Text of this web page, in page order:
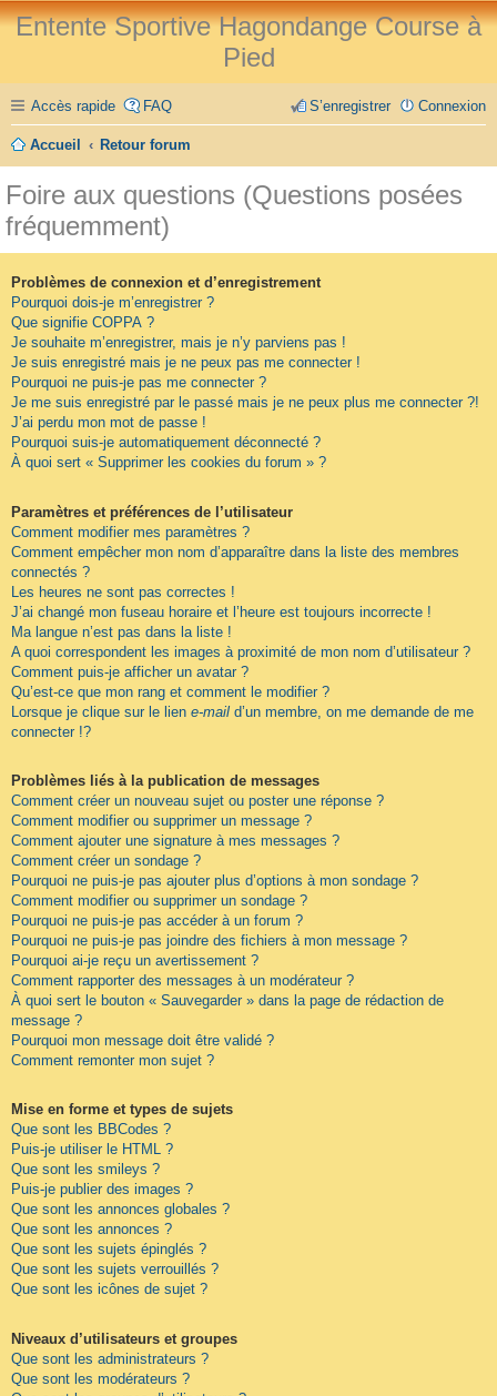
Entente Sportive Hagondange Course à
Pied
Accès rapide FAQ Connexion
S’enregistrer
Accueil Retour forum
Foire aux questions (Questions posées
fréquemment)
Problèmes de connexion et d’enregistrement
Pourquoi dois-je m’enregistrer ?
Que signifie COPPA ?
Je souhaite m’enregistrer, mais je n’y parviens pas !
Je suis enregistré mais je ne peux pas me connecter !
Pourquoi ne puis-je pas me connecter ?
Je me suis enregistré par le passé mais je ne peux plus me connecter ?!
J’ai perdu mon mot de passe !
Pourquoi suis-je automatiquement déconnecté ?
À quoi sert « Supprimer les cookies du forum » ?
Paramètres et préférences de l’utilisateur
Comment modifier mes paramètres ?
Comment empêcher mon nom d’apparaître dans la liste des membres
connectés ?
Les heures ne sont pas correctes !
J’ai changé mon fuseau horaire et l’heure est toujours incorrecte !
Ma langue n’est pas dans la liste !
A quoi correspondent les images à proximité de mon nom d’utilisateur ?
Comment puis-je afficher un avatar ?
Qu’est-ce que mon rang et comment le modifier ?
Lorsque je clique sur le lien e-mail d’un membre, on me demande de me
connecter !?
Problèmes liés à la publication de messages
Comment créer un nouveau sujet ou poster une réponse ?
Comment modifier ou supprimer un message ?
Comment ajouter une signature à mes messages ?
Comment créer un sondage ?
Pourquoi ne puis-je pas ajouter plus d’options à mon sondage ?
Comment modifier ou supprimer un sondage ?
Pourquoi ne puis-je pas accéder à un forum ?
Pourquoi ne puis-je pas joindre des fichiers à mon message ?
Pourquoi ai-je reçu un avertissement ?
Comment rapporter des messages à un modérateur ?
À quoi sert le bouton « Sauvegarder » dans la page de rédaction de
message ?
Pourquoi mon message doit être validé ?
Comment remonter mon sujet ?
Mise en forme et types de sujets
Que sont les BBCodes ?
Puis-je utiliser le HTML ?
Que sont les smileys ?
Puis-je publier des images ?
Que sont les annonces globales ?
Que sont les annonces ?
Que sont les sujets épinglés ?
Que sont les sujets verrouillés ?
Que sont les icônes de sujet ?
Niveaux d’utilisateurs et groupes
Que sont les administrateurs ?
Que sont les modérateurs ?